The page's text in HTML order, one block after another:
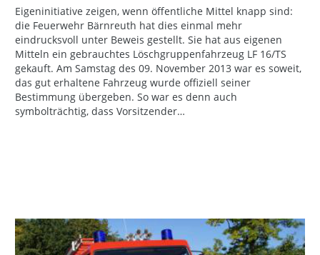
Eigeninitiative zeigen, wenn öffentliche Mittel knapp sind:
die Feuerwehr Bärnreuth hat dies einmal mehr
eindrucksvoll unter Beweis gestellt. Sie hat aus eigenen
Mitteln ein gebrauchtes Löschgruppenfahrzeug LF 16/TS
gekauft. Am Samstag des 09. November 2013 war es soweit,
das gut erhaltene Fahrzeug wurde offiziell seiner
Bestimmung übergeben. So war es denn auch
symbolträchtig, dass Vorsitzender…